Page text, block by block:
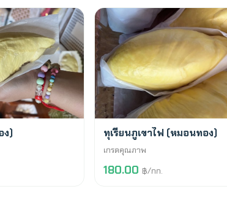
ง) พร้อมขาย
ทุเรียนภูเขาไฟ (หมอนทอง)
เกรดคุณภาพ
180.00 ฿/กก.